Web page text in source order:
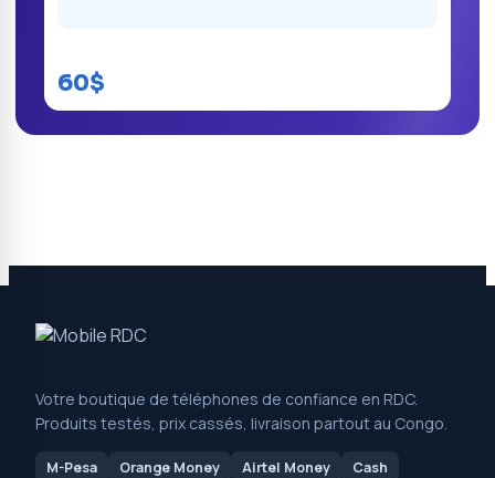
60$
Votre boutique de téléphones de confiance en RDC.
Produits testés, prix cassés, livraison partout au Congo.
M-Pesa Orange Money Airtel Money Cash